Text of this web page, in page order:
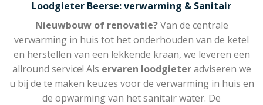
Loodgieter Beerse: verwarming & Sanitair
Nieuwbouw of renovatie?Van de centrale
verwarming in huis tot het onderhouden van de ketel
en herstellen van een lekkende kraan, we leveren een
allround service! Als ervaren loodgieteradviseren we
u bij de te maken keuzes voor de verwarming in huis en
de opwarming van het sanitair water. De